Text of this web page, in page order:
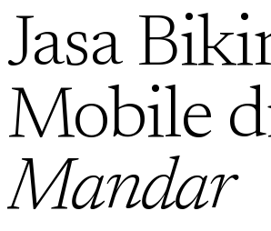
Jasa
Mobile
Mandar